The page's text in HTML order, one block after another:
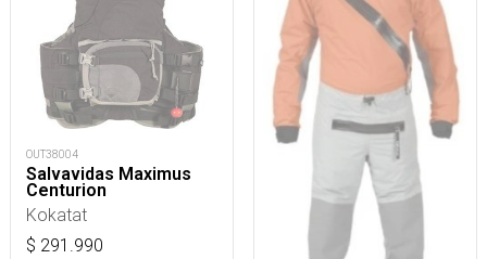
OUT38004
Salvavidas Maximus
Centurion
Kokatat
$ 291.990